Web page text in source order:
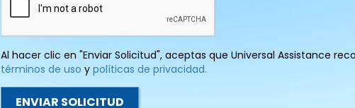
Al hacer clic en "Enviar Solicitud", aceptas que Universal Assistance
términos de uso y políticas de privacidad.